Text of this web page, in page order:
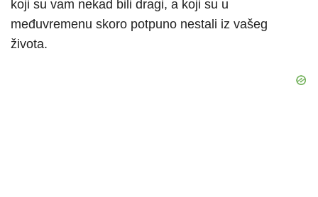
koji su vam nekad bili dragi, a koji su u
međuvremenu skoro potpuno nestali iz vašeg
života.